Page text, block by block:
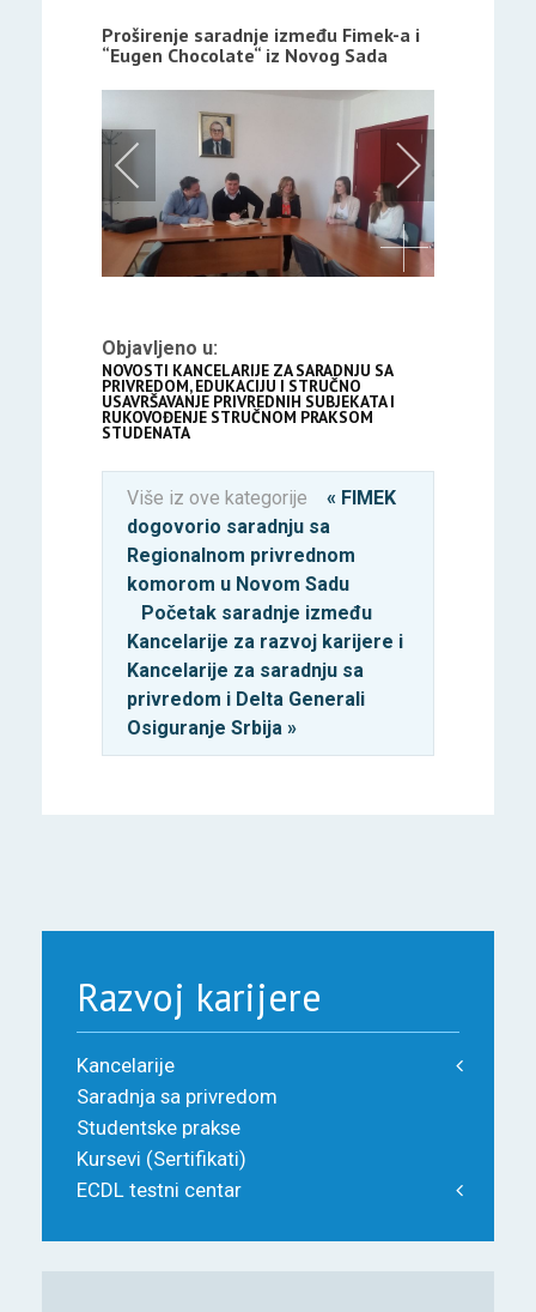
Proširenje saradnje između Fimek-a i
“Eugen Chocolate“ iz Novog Sada
Objavljeno u:
NOVOSTI KANCELARIJE ZA SARADNJU SA
PRIVREDOM, EDUKACIJU I STRUČNO
USAVRŠAVANJE PRIVREDNIH SUBJEKATA I
RUKOVOĐENJE STRUČNOM PRAKSOM
STUDENATA
Više iz ove kategorije
« FIMEK
dogovorio saradnju sa
Regionalnom privrednom
komorom u Novom Sadu
Početak saradnje između
Kancelarije za razvoj karijere i
Kancelarije za saradnju sa
privredom i Delta Generali
Osiguranje Srbija »
Razvoj karijere
Kancelarije
Saradnja sa privredom
Studentske prakse
Kursevi (Sertifikati)
ECDL testni centar